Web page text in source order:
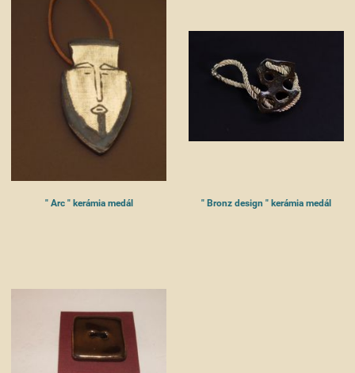
" Arc " kerámia medál " Bronz design " kerámia medál